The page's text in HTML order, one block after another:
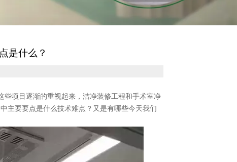
是什么？
项目逐渐的重视起来，洁净装修工程和手术室净
主要要点是什么技术难点？又是有哪些今天我们